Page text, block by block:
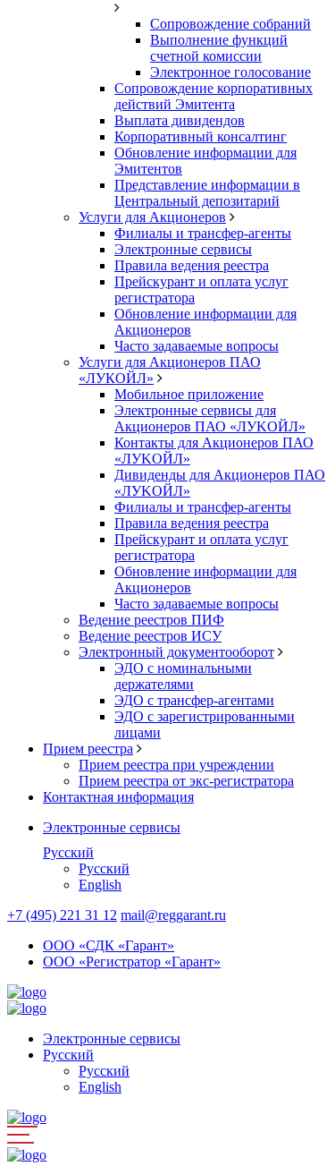
Сопровождение собраний
Выполнение функций
счетной комиссии
Электронное голосование
Сопровождение корпоративных
действий Эмитента
Выплата дивидендов
Корпоративный консалтинг
Обновление информации для
Эмитентов
Представление информации в
Центральный депозитарий
Услуги для Акционеров
Филиалы и трансфер-агенты
Электронные сервисы
Правила ведения реестра
Прейскурант и оплата услуг
регистратора
Обновление информации для
Акционеров
Часто задаваемые вопросы
Услуги для Акционеров ПАО
«ЛУКОЙЛ»
Мобильное приложение
Электронные сервисы для
Акционеров ПАО «ЛУKOЙЛ»
Контакты для Акционеров ПАО
«ЛУKOЙЛ»
Дивиденды для Акционеров ПАО
«ЛУKOЙЛ»
Филиалы и трансфер-агенты
Правила ведения реестра
Прейскурант и оплата услуг
регистратора
Обновление информации для
Акционеров
Часто задаваемые вопросы
Ведение реестров ПИФ
Ведение реестров ИСУ
Электронный документооборот
ЭДО с номинальными
держателями
ЭДО с трансфер-агентами
ЭДО с зарегистрированными
лицами
Прием реестра
Прием реестра при учреждении
Прием реестра от экс-регистратора
Контактная информация
Электронные сервисы
Русский
Русский
English
+7 (495) 221 31 12 mail@reggarant.ru
ООО «СДК «Гарант»
ООО «Регистратор «Гарант»
Электронные сервисы
Русский
Русский
English